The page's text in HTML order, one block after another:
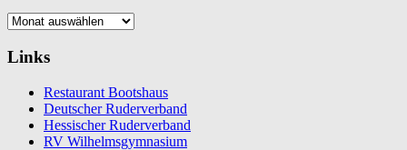
Archiv
Links
Restaurant Bootshaus
Deutscher Ruderverband
Hessischer Ruderverband
RV Wilhelmsgymnasium